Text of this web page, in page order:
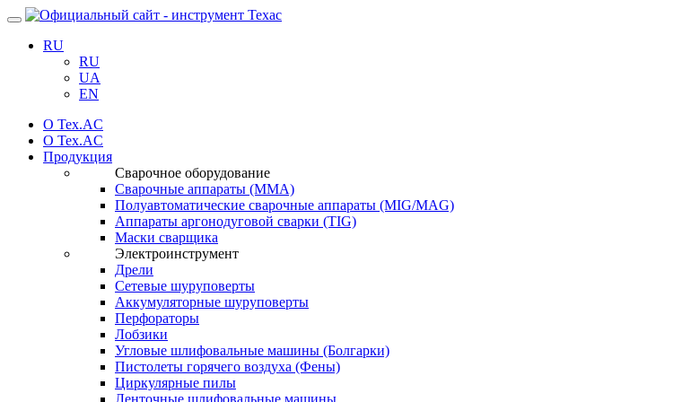
Навигация
RU
RU
UA
EN
О Tex.AC
О Tex.AC
Продукция
Сварочное оборудование
Сварочные аппараты (ММА)
Полуавтоматические сварочные аппараты (MIG/MAG)
Аппараты аргонодуговой сварки (TIG)
Маски сварщика
Электроинструмент
Дрели
Сетевые шуруповерты
Аккумуляторные шуруповерты
Перфораторы
Лобзики
Угловые шлифовальные машины (Болгарки)
Пистолеты горячего воздуха (Фены)
Циркулярные пилы
Ленточные шлифовальные машины